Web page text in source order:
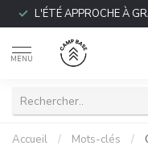
L'ÉTÉ APPROCHE À
MENU
Accueil / Mots-clés /